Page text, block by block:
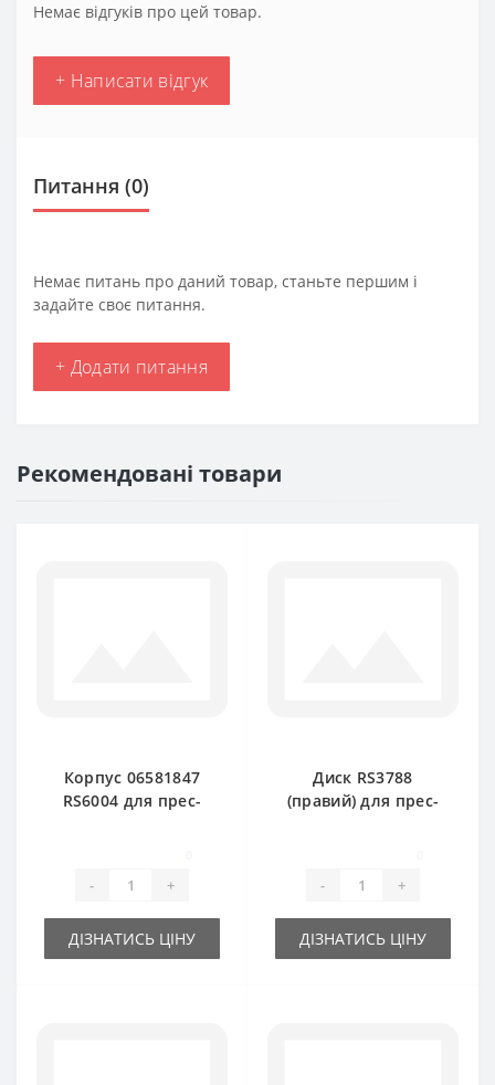
Немає відгуків про цей товар.
+ Написати відгук
Питання (0)
Немає питань про даний товар, станьте першим і
задайте своє питання.
+ Додати питання
Рекомендовані товари
Корпус 06581847
RS6004 для прес-
- +
ДІЗНАТИСЬ ЦІНУ
Диск RS3788
(правий) для прес-
- +
ДІЗНАТИСЬ ЦІНУ